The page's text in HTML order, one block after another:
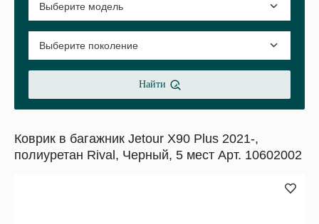
Найти
Коврик в багажник Jetour X90 Plus 2021-,
полиуретан Rival, Черный, 5 мест Арт. 10602002